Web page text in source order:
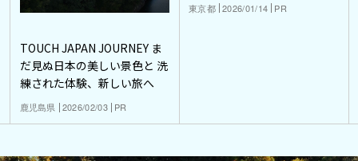
TOUCH JAPAN JOURNEY ま
だ見ぬ日本の美しい景色と 洗
練された体験、新しい旅へ
鹿児島県 2026/02/03 PR
東京都 2026/01/14 PR